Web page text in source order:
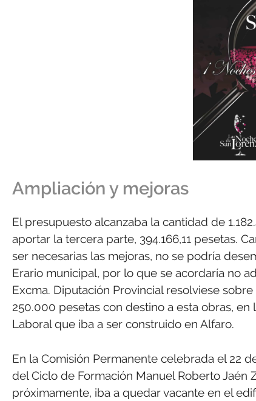
Ampliación y mejoras
El presupuesto alcanzaba la cantidad de
aportar la tercera parte, 394.166,11 pesetas.
ser necesarias las mejoras, no se podría
Erario municipal, por lo que se acordaría no
Excma. Diputación Provincial resolviese
250.000 pesetas con destino a esta obras,
Laboral que iba a ser construido en Alfaro.
En la Comisión Permanente celebrada el 22
del Ciclo de Formación Manuel Roberto Jaén
próximamente, iba a quedar vacante en el